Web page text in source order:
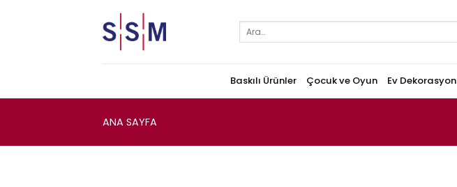
Ara:
Baskılı Ürünler Çocuk ve Oyun Ev Dekorasyon
ANA SAYFA